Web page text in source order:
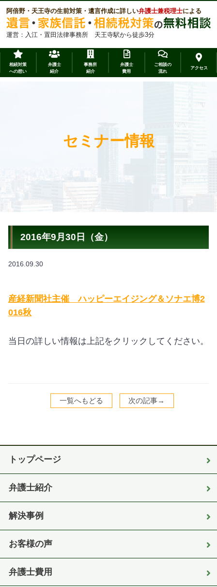
阿倍野・天王寺の生前対策・遺言作成に詳しい弁護士兼税理士による
運営：入江・置田法律事務所 天王寺駅から徒歩3分
相続対策
への想い
弁護士
紹介
事務所
紹介
弁護士
費用
ご相談の
流れ
アクセス
セミナー情報
2016年9月30日（金）
2016.09.30
産経新聞社主催 ハッピーエイジング＆ソナエ博2
016秋
当日の詳しい情報は上記をクリックしてください。
一覧へもどる 次の記事→
トップページ
弁護士紹介
解決事例
お客様の声
弁護士費用